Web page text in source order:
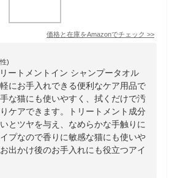
価格と在庫をAmazonでチェック >>
)
ートメントイン シャンプータオル
にお手入れできる便利なケア用品で
な猫にも使いやすく、拭くだけで汚
ケアできます。トリートメント成分
とツヤを与え、なめらかな手触りに
プなので香りに敏感な猫にも使いや
出かけ後のお手入れにも役立つアイ